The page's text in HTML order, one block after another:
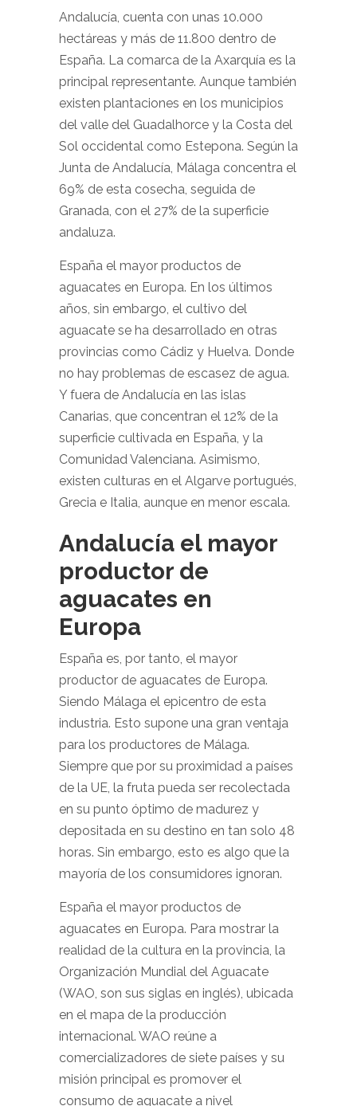
Andalucía, cuenta con unas 10.000
hectáreas y más de 11.800 dentro de
España. La comarca de la Axarquía es la
principal representante. Aunque también
existen plantaciones en los municipios
del valle del Guadalhorce y la Costa del
Sol occidental como Estepona. Según la
Junta de Andalucía, Málaga concentra el
69% de esta cosecha, seguida de
Granada, con el 27% de la superficie
andaluza.
España el mayor productos de
aguacates en Europa. En los últimos
años, sin embargo, el cultivo del
aguacate se ha desarrollado en otras
provincias como Cádiz y Huelva. Donde
no hay problemas de escasez de agua.
Y fuera de Andalucía en las islas
Canarias, que concentran el 12% de la
superficie cultivada en España, y la
Comunidad Valenciana. Asimismo,
existen culturas en el Algarve portugués,
Grecia e Italia, aunque en menor escala.
Andalucía el mayor
productor de
aguacates en
Europa
España es, por tanto, el mayor
productor de aguacates de Europa.
Siendo Málaga el epicentro de esta
industria. Esto supone una gran ventaja
para los productores de Málaga.
Siempre que por su proximidad a países
de la UE, la fruta pueda ser recolectada
en su punto óptimo de madurez y
depositada en su destino en tan solo 48
horas. Sin embargo, esto es algo que la
mayoría de los consumidores ignoran.
España el mayor productos de
aguacates en Europa. Para mostrar la
realidad de la cultura en la provincia, la
Organización Mundial del Aguacate
(WAO, son sus siglas en inglés), ubicada
en el mapa de la producción
internacional. WAO reúne a
comercializadores de siete países y su
misión principal es promover el
consumo de aguacate a nivel